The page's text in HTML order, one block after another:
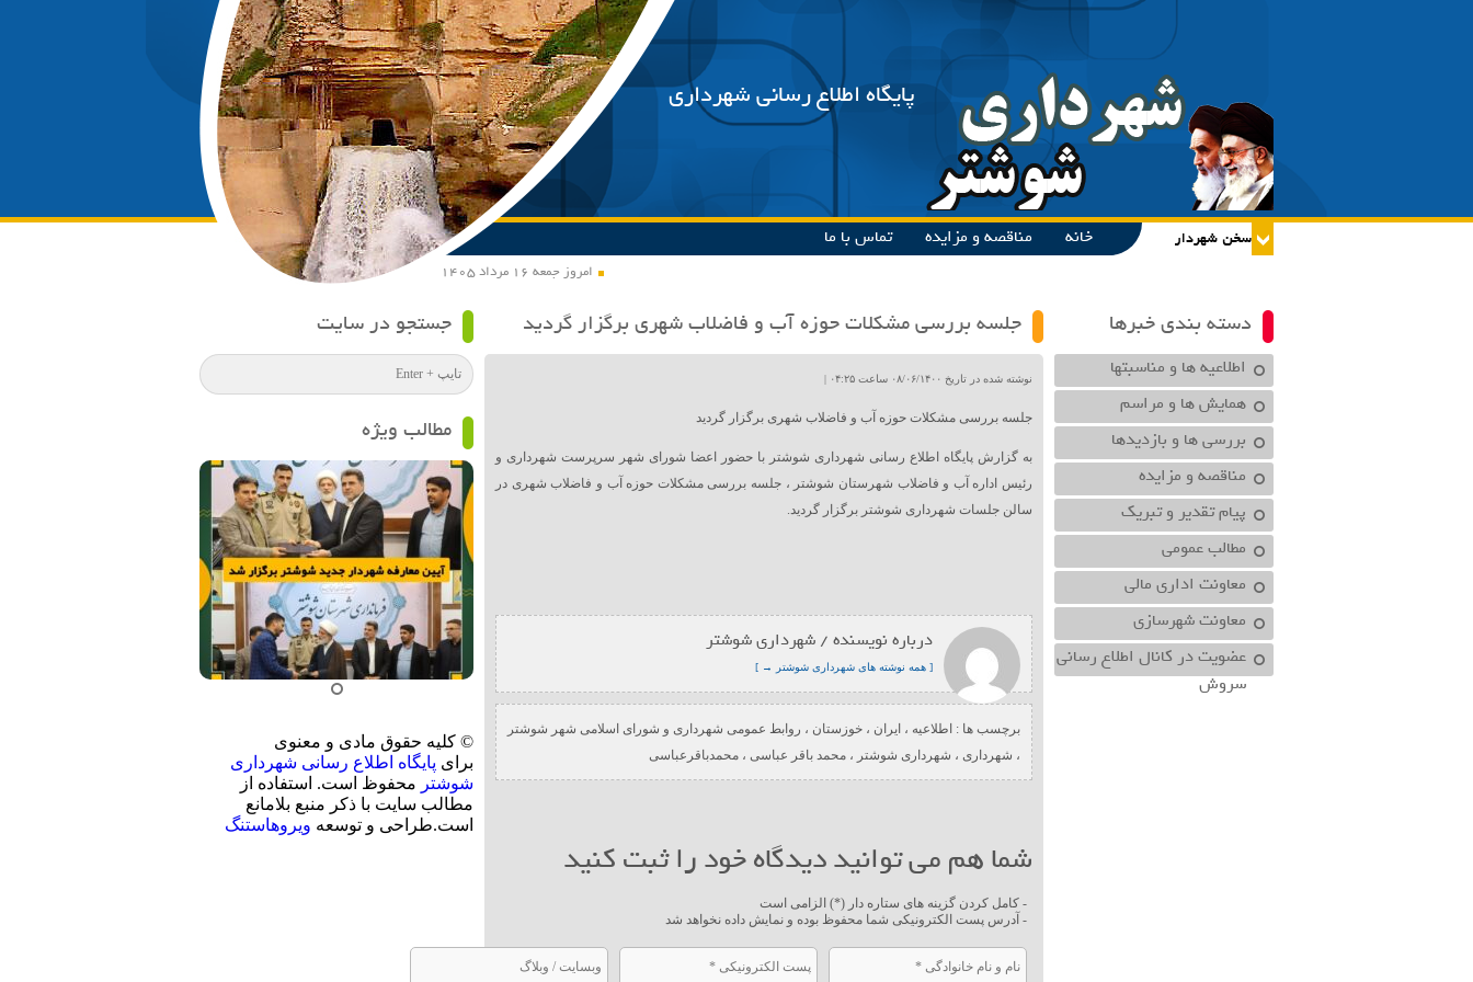
پایگاه اطلاع رسانی شهرداری
امروز جمعه ۱۶ مرداد ۱۴۰۵
خانه مناقصه و مزایده تماس با ما
دسته بندی خبرها
اطلاعیه ها و مناسبتها
همایش ها و مراسم
بررسی ها و بازدیدها
مناقصه و مزایده
پیام تقدیر و تبریک
مطالب عمومی
معاونت اداري مالي
معاونت شهرسازي
عضویت در کانال اطلاع رسانی
سروش
جلسه بررسی مشکلات حوزه آب و فاضلاب شهری برگزار گردید
نوشته شده در تاریخ ۰۸/۰۶/۱۴۰۰ ساعت ۰۴:۲۵ |
جلسه بررسی مشکلات حوزه آب و فاضلاب شهری برگزار گردید
به گزارش پایگاه اطلاع رسانی شهرداری شوشتر با حضور اعضا شورای شهر سرپرست شهرداری و
رئیس اداره آب و فاضلاب شهرستان شوشتر ، جلسه بررسی مشکلات حوزه آب و فاضلاب شهری در
سالن جلسات شهرداری شوشتر برگزار گردید.
درباره نویسنده / شهرداری شوشتر
[ همه نوشته های شهرداری شوشتر → ]
برچسب ها : اطلاعیه ، ایران ، خوزستان ، روابط عمومی شهرداری و شورای اسلامی شهر شوشتر
، شهرداری ، شهرداری شوشتر ، محمد باقر عباسی ، محمدباقرعباسی
شما هم می توانید دیدگاه خود را ثبت کنید
- کامل کردن گزینه های ستاره دار (*) الزامی است
- آدرس پست الکترونیکی شما محفوظ بوده و نمایش داده نخواهد شد
جستجو در سایت
مطالب ویژه
© کلیه حقوق مادی و معنوی
برای پایگاه اطلاع رسانی شهرداری
شوشتر محفوظ است. استفاده از
مطالب سایت با ذکر منبع بلامانع
است.طراحی و توسعه ویروهاستنگ